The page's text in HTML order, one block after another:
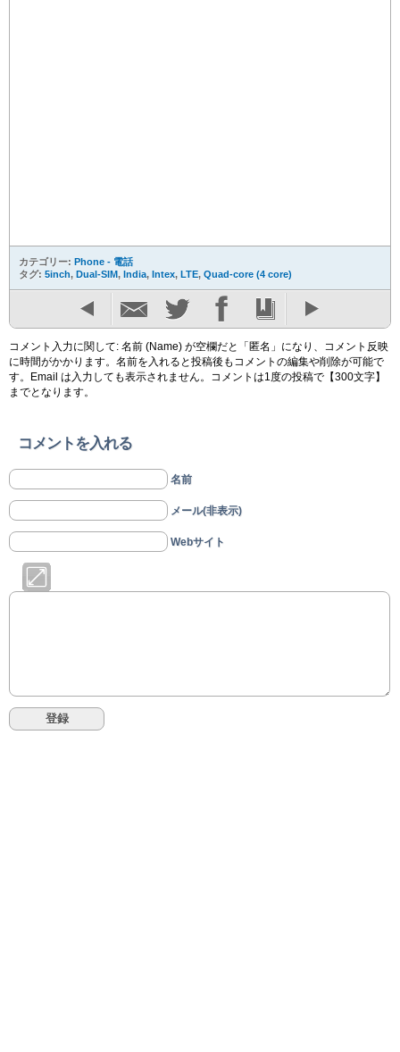
カテゴリー: Phone - 電話
タグ: 5inch, Dual-SIM, India, Intex, LTE, Quad-core (4 core)
コメント入力に関して: 名前 (Name) が空欄だと「匿名」になり、コメント反映
に時間がかかります。名前を入れると投稿後もコメントの編集や削除が可能で
す。Email は入力しても表示されません。コメントは1度の投稿で【300文字】
までとなります。
コメントを入れる
名前
メール(非表示)
Webサイト